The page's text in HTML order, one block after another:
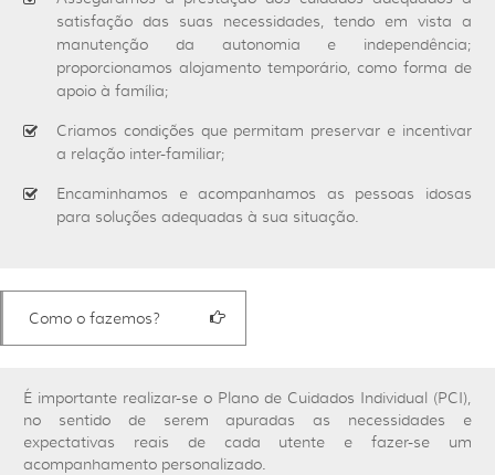
satisfação das suas necessidades, tendo em vista a
manutenção da autonomia e independência;
proporcionamos alojamento temporário, como forma de
apoio à família;
Criamos condições que permitam preservar e incentivar
a relação inter-familiar;
Encaminhamos e acompanhamos as pessoas idosas
para soluções adequadas à sua situação.
Como o fazemos?
É importante realizar-se o Plano de Cuidados Individual (PCI),
no sentido de serem apuradas as necessidades e
expectativas reais de cada utente e fazer-se um
acompanhamento personalizado.